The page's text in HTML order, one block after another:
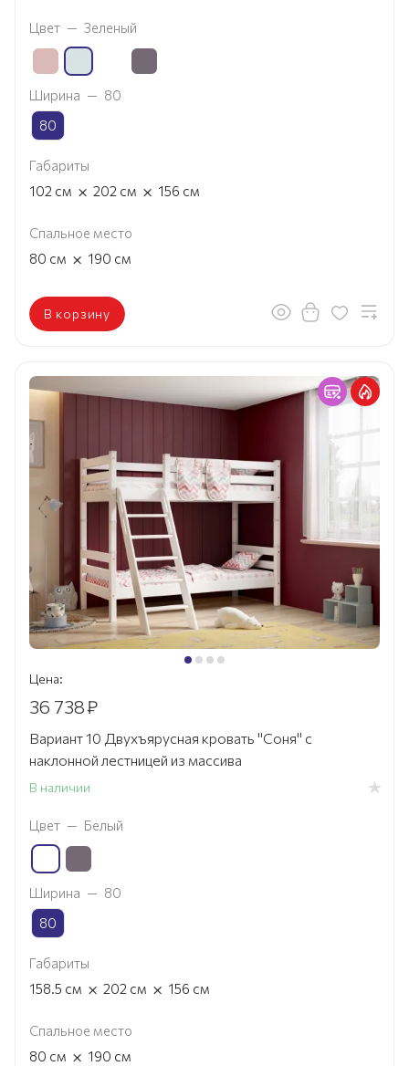
Цвет — Зеленый
Ширина — 80
80
Габариты
102 см × 202 см × 156 см
Спальное место
80 см × 190 см
В корзину
Цена:
36 738₽
Вариант 10 Двухъярусная кровать "Соня" с
наклонной лестницей из массива
В наличии
Цвет — Белый
Ширина — 80
80
Габариты
158.5 см × 202 см × 156 см
Спальное место
80 см × 190 см